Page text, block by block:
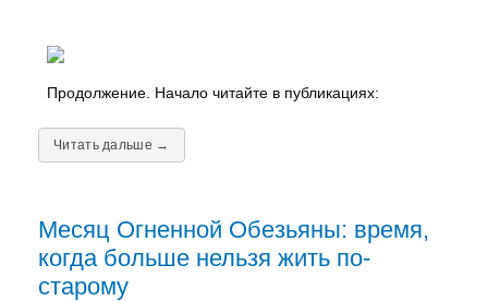
Продолжение. Начало читайте в публикациях:
Читать дальше →
Месяц Огненной Обезьяны: время,
когда больше нельзя жить по-
старому